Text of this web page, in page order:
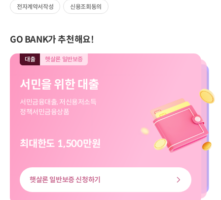
전자계약서작성 신용조회동의
GO BANK가 추천해요!
대출 햇살론 일반보증
서민을 위한 대출
서민금융대출, 저신용저소득
정책서민금융상품
최대한도 1,500만원
햇살론 일반보증 신청하기
대출 모바일전용
직장인 신규대출
대출신청부터 송금까지
쉽고 빠르게
최대한도 8천만원
신용대출 신청하기
보고파플러스 파킹통장
입출금 자유!
하루만 맡겨도 이자가 쏠쏠
최고 3.20%
마이버킷 정기적금
나의 버킷리스트를 이뤄줄
마이버킷 정기적금
최고금리 3.00%
마이버킷정기적금 살펴보기
서민을 위한 대출
최대한도 1,500만원
햇살론 일반보증 신청하기
직장인 신규대출
최대한도 8천만원
신용대출 신청하기